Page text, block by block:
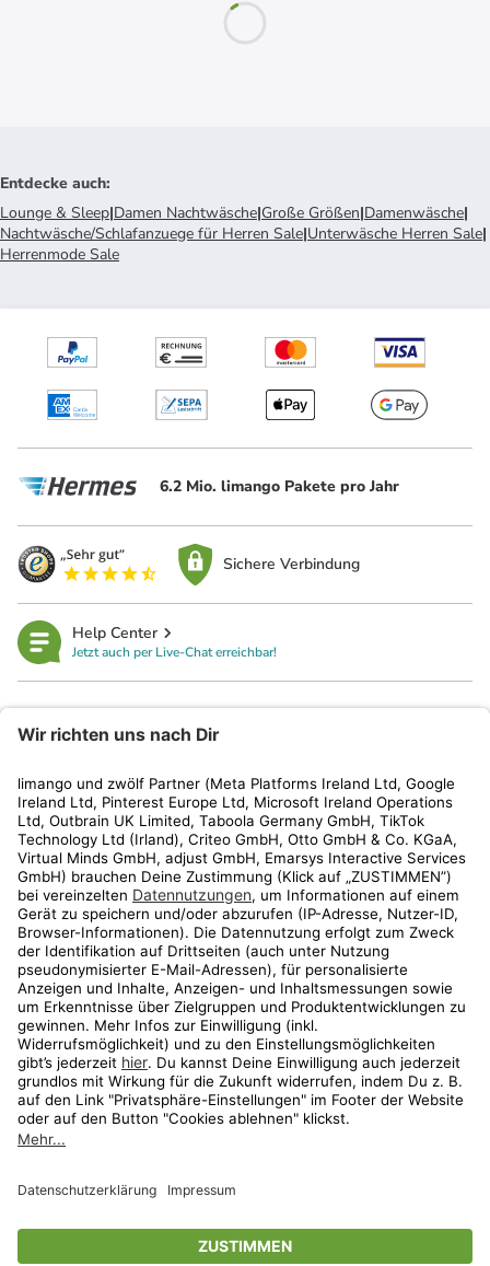
Entdecke auch:
Lounge & Sleep|Damen Nachtwäsche|Große Größen|Damenwäsche|
Nachtwäsche/Schlafanzuege für Herren Sale|Unterwäsche Herren Sale|
Herrenmode Sale
6.2 Mio. limango Pakete pro Jahr
Sichere Verbindung
Help Center
Jetzt auch per Live-Chat erreichbar!
Kundenservice
Shop
Aktionen
Travel